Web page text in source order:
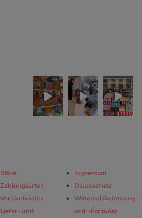
Store
Zahlungsarten
Versandkosten
Liefer- und
Impressum
Datenschutz
Widerrufsbelehrung
und -Formular